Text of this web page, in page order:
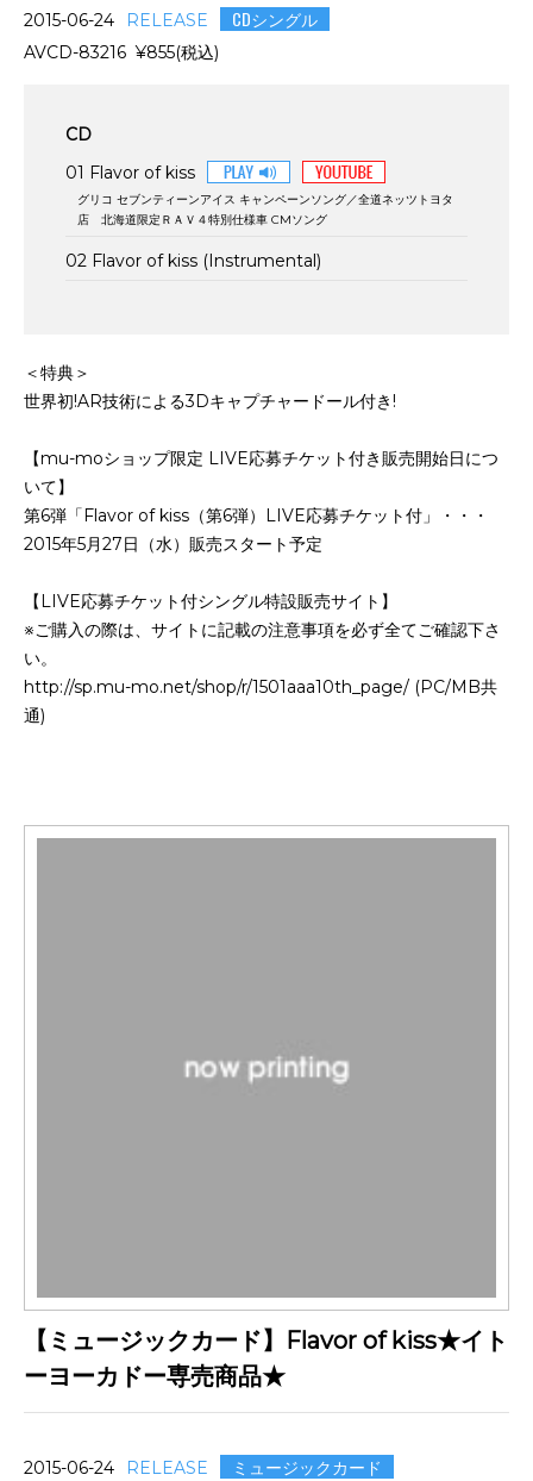
2015-06-24 RELEASE CDシングル
AVCD-83216 ¥855(税込)
CD
01 Flavor of kiss
グリコ セブンティーンアイス キャンペーンソング／全道ネッツトヨタ
店 北海道限定ＲＡＶ４特別仕様車 CMソング
02 Flavor of kiss (Instrumental)
＜特典＞
世界初!AR技術による3Dキャプチャードール付き!
【mu-moショップ限定 LIVE応募チケット付き販売開始日につ
いて】
第6弾「Flavor of kiss（第6弾）LIVE応募チケット付」・・・
2015年5月27日（水）販売スタート予定
【LIVE応募チケット付シングル特設販売サイト】
※ご購入の際は、サイトに記載の注意事項を必ず全てご確認下さ
い。
http://sp.mu-mo.net/shop/r/1501aaa10th_page/ (PC/MB共
通)
【ミュージックカード】Flavor of kiss★イト
ーヨーカドー専売商品★
2015-06-24 RELEASE ミュージックカード